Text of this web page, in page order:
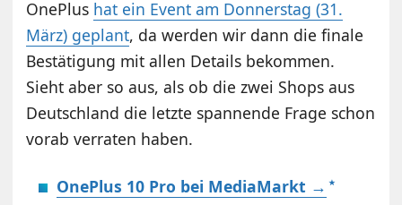
OnePlus hat ein Event am Donnerstag (31.
März) geplant, da werden wir dann die finale
Bestätigung mit allen Details bekommen.
Sieht aber so aus, als ob die zwei Shops aus
Deutschland die letzte spannende Frage schon
vorab verraten haben.
OnePlus 10 Pro bei MediaMarkt →